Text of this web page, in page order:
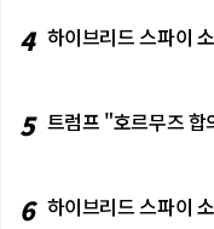
4 하이브리드 스파이
5 트럼프 "호르무즈
6 하이브리드 스파이